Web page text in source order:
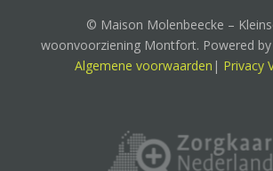
© Maison Molenbeecke –
woonvoorziening Montfort. Powered by
Algemene voorwaarden | Privacy